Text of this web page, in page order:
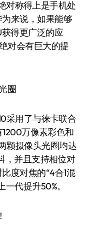
对称得上是手机处
来说，如果能够
得更广泛的应
对会有巨大的提
圈
用了与徕卡联合
万像素彩色和
颗摄像头光圈均达
，并且支持相位对
度对焦的“4合1混
代提升50%。